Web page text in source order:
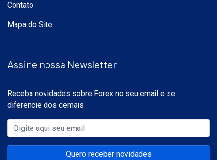
Contato
Mapa do Site
Assine nossa Newsletter
Receba novidades sobre Forex no seu email e se
diferencie dos demais
Quero receber novidades